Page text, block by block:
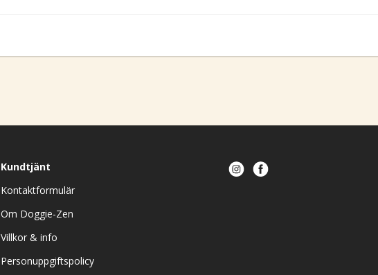
Kundtjänt
Kontaktformulär
Om Doggie-Zen
Villkor & info
Personuppgiftspolicy